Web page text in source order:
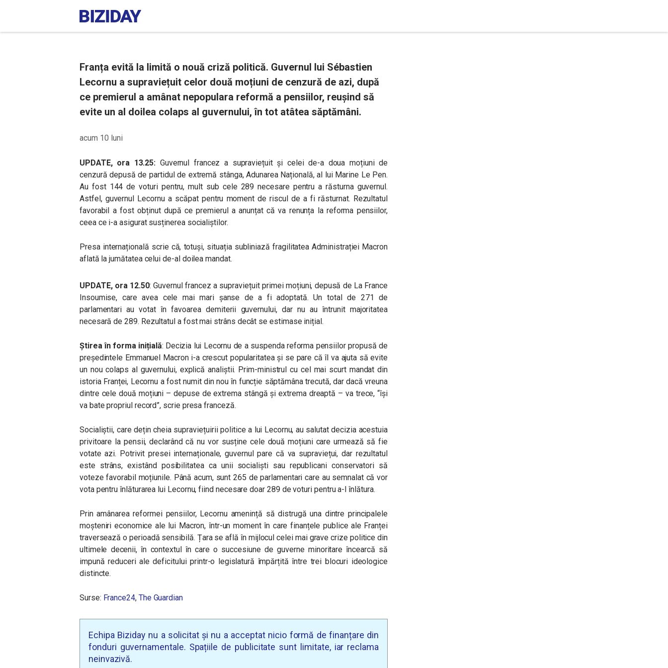
Franța evită la limită o nouă criză politică. Guvernul lui Sébastien
Lecornu a supraviețuit celor două moțiuni de cenzură de azi, după
ce premierul a amânat nepopulara reformă a pensiilor, reușind să
evite un al doilea colaps al guvernului, în tot atâtea săptămâni.
acum 10 luni
UPDATE, ora 13.25: Guvernul francez a supraviețuit și celei de-a doua moțiuni de
cenzură depusă de partidul de extremă stânga, Adunarea Națională, al lui Marine Le Pen.
Au fost 144 de voturi pentru, mult sub cele 289 necesare pentru a răsturna guvernul.
Astfel, guvernul Lecornu a scăpat pentru moment de riscul de a fi răsturnat. Rezultatul
favorabil a fost obținut după ce premierul a anunțat că va renunța la reforma pensiilor,
ceea ce i-a asigurat susținerea socialiștilor.
Presa internațională scrie că, totuși, situația subliniază fragilitatea Administrației Macron
aflată la jumătatea celui de-al doilea mandat.
UPDATE, ora 12.50: Guvernul francez a supraviețuit primei moțiuni, depusă de La France
Insoumise, care avea cele mai mari șanse de a fi adoptată. Un total de 271 de
parlamentari au votat în favoarea demiterii guvernului, dar nu au întrunit majoritatea
necesară de 289. Rezultatul a fost mai strâns decât se estimase inițial.
Știrea în forma inițială: Decizia lui Lecornu de a suspenda reforma pensiilor propusă de
președintele Emmanuel Macron i-a crescut popularitatea și se pare că îl va ajuta să evite
un nou colaps al guvernului, explică analiștii. Prim-ministrul cu cel mai scurt mandat din
istoria Franței, Lecornu a fost numit din nou în funcție săptămâna trecută, dar dacă vreuna
dintre cele două moțiuni – depuse de extrema stângă și extrema dreaptă – va trece, “își
va bate propriul record”, scrie presa franceză.
Socialiștii, care dețin cheia supraviețuirii politice a lui Lecornu, au salutat decizia acestuia
privitoare la pensii, declarând că nu vor susține cele două moțiuni care urmează să fie
votate azi. Potrivit presei internaționale, guvernul pare că va supraviețui, dar rezultatul
este strâns, existând posibilitatea ca unii socialiști sau republicani conservatori să
voteze favorabil moțiunile. Până acum, sunt 265 de parlamentari care au semnalat că vor
vota pentru înlăturarea lui Lecornu, fiind necesare doar 289 de voturi pentru a-l înlătura.
Prin amânarea reformei pensiilor, Lecornu amenință să distrugă una dintre principalele
moșteniri economice ale lui Macron, într-un moment în care finanțele publice ale Franței
traversează o perioadă sensibilă. Țara se află în mijlocul celei mai grave crize politice din
ultimele decenii, în contextul în care o succesiune de guverne minoritare încearcă să
impună reduceri ale deficitului printr-o legislatură împărțită între trei blocuri ideologice
distincte.
Surse: France24, The Guardian
Echipa Biziday nu a solicitat și nu a acceptat nicio formă de finanțare din
fonduri guvernamentale. Spațiile de publicitate sunt limitate, iar reclama
neinvazivă.